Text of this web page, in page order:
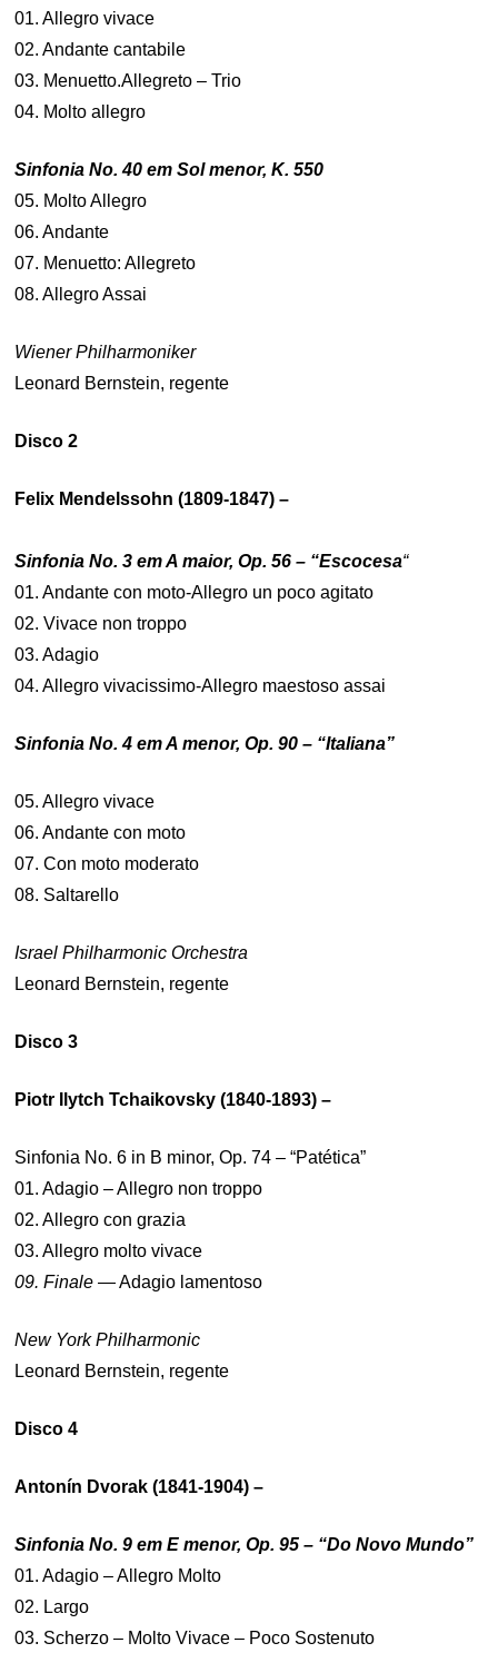
01. Allegro vivace
02. Andante cantabile
03. Menuetto.Allegreto – Trio
04. Molto allegro
Sinfonia No. 40 em Sol menor, K. 550
05. Molto Allegro
06. Andante
07. Menuetto: Allegreto
08. Allegro Assai
Wiener Philharmoniker
Leonard Bernstein, regente
Disco 2
Felix Mendelssohn (1809-1847) –
Sinfonia No. 3 em A maior, Op. 56 – “Escocesa“
01. Andante con moto-Allegro un poco agitato
02. Vivace non troppo
03. Adagio
04. Allegro vivacissimo-Allegro maestoso assai
Sinfonia No. 4 em A menor, Op. 90 – “Italiana”
05. Allegro vivace
06. Andante con moto
07. Con moto moderato
08. Saltarello
Israel Philharmonic Orchestra
Leonard Bernstein, regente
Disco 3
Piotr Ilytch Tchaikovsky (1840-1893) –
Sinfonia No. 6 in B minor, Op. 74 – “Patética”
01. Adagio – Allegro non troppo
02. Allegro con grazia
03. Allegro molto vivace
09. Finale — Adagio lamentoso
New York Philharmonic
Leonard Bernstein, regente
Disco 4
Antonín Dvorak (1841-1904) –
Sinfonia No. 9 em E menor, Op. 95 – “Do Novo Mundo”
01. Adagio – Allegro Molto
02. Largo
03. Scherzo – Molto Vivace – Poco Sostenuto